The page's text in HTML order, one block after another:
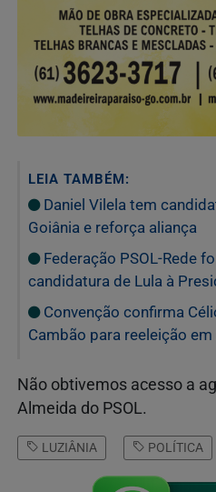
LEIA TAMBÉM:
Daniel Vilela tem
Goiânia e reforça aliança
Federação PSOL-Rede
candidatura de Lula à
Convenção confirma
Cambão para reeleição
Não obtivemos acesso a
Almeida do PSOL.
LUZIÂNIA POLÍTICA